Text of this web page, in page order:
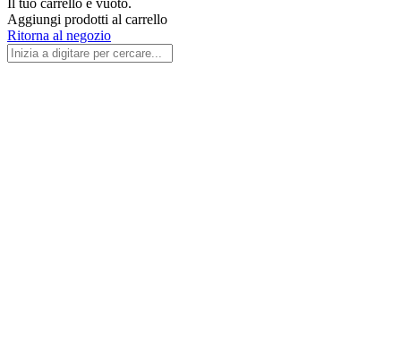
Aggiungi prodotti al carrello
Ritorna al negozio